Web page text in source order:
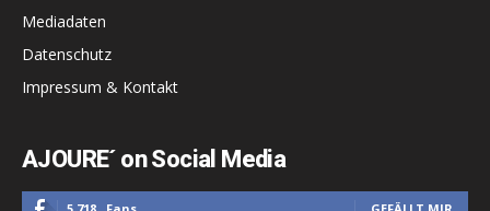
Mediadaten
Datenschutz
Impressum & Kontakt
AJOURE´ on Social Media